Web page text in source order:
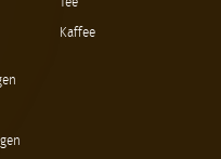
Kaffee